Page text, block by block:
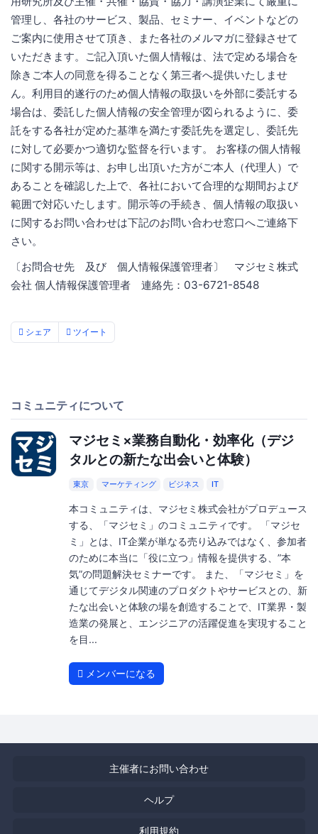
管理し、各社のサービス、製品、セミナー、イベントなどの
ご案内に使用させて頂き、また各社のメルマガに登録させて
いただきます。ご記入頂いた個人情報は、法で定める場合を
除きご本人の同意を得ることなく第三者へ提供いたしませ
ん。利用目的遂行のため個人情報の取扱いを外部に委託する
場合は、委託した個人情報の安全管理が図られるように、委
託をする各社が定めた基準を満たす委託先を選定し、委託先
に対して必要かつ適切な監督を行います。 お客様の個人情報
に関する開示等は、お申し出頂いた方がご本人（代理人）で
あることを確認した上で、各社において合理的な期間および
範囲で対応いたします。開示等の手続き、個人情報の取扱い
に関するお問い合わせは下記のお問い合わせ窓口へご連絡下
さい。
〔お問合せ先 及び 個人情報保護管理者〕 マジセミ株式
会社 個人情報保護管理者 連絡先：03-6721-8548
シェア ツイート
コミュニティについて
マジセミ×業務自動化・効率化（デジ
タルとの新たな出会いと体験）
東京 マーケティング ビジネス IT
本コミュニティは、マジセミ株式会社がプロデュース
する、「マジセミ」のコミュニティです。 「マジセ
ミ」とは、IT企業が単なる売り込みではなく、参加者
のために本当に「役に立つ」情報を提供する、”本
気”の問題解決セミナーです。 また、「マジセミ」を
通じてデジタル関連のプロダクトやサービスとの、新
たな出会いと体験の場を創造することで、IT業界・製
造業の発展と、エンジニアの活躍促進を実現すること
を目...
メンバーになる
主催者にお問い合わせ
ヘルプ
利用規約